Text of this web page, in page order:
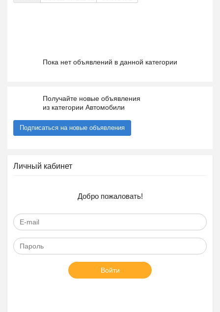
Пока нет объявлений в данной категории
Получайте новые объявления
из категории Автомобили
Подписаться на новые объявления
Личный кабинет
Добро пожаловать!
Войти